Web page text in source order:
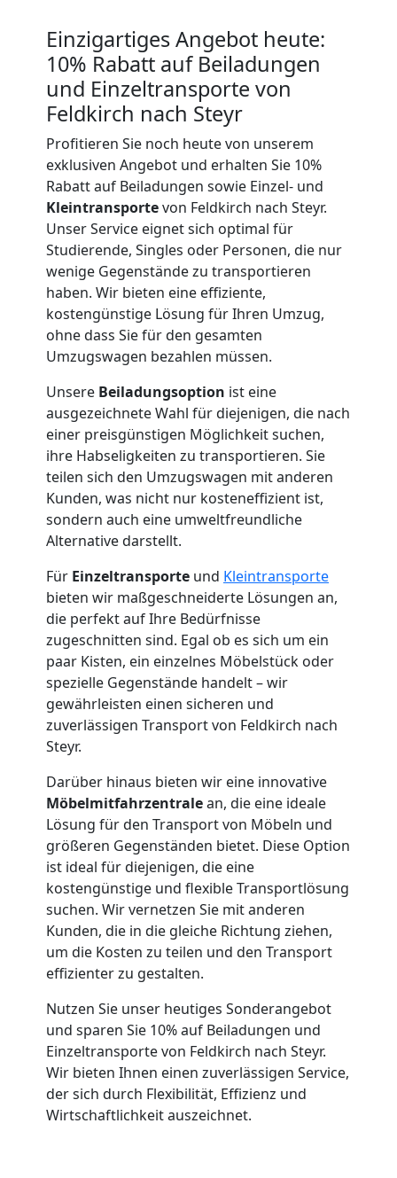
Einzigartiges Angebot heute:
10% Rabatt auf Beiladungen
und Einzeltransporte von
Feldkirch nach Steyr
Profitieren Sie noch heute von unserem
exklusiven Angebot und erhalten Sie 10%
Rabatt auf Beiladungen sowie Einzel- und
Kleintransportevon Feldkirch nach Steyr.
Unser Service eignet sich optimal für
Studierende, Singles oder Personen, die nur
wenige Gegenstände zu transportieren
haben. Wir bieten eine effiziente,
kostengünstige Lösung für Ihren Umzug,
ohne dass Sie für den gesamten
Umzugswagen bezahlen müssen.
Unsere Beiladungsoption ist eine
ausgezeichnete Wahl für diejenigen, die nach
einer preisgünstigen Möglichkeit suchen,
ihre Habseligkeiten zu transportieren. Sie
teilen sich den Umzugswagen mit anderen
Kunden, was nicht nur kosteneffizient ist,
sondern auch eine umweltfreundliche
Alternative darstellt.
Für Einzeltransporte und Kleintransporte
bieten wir maßgeschneiderte Lösungen an,
die perfekt auf Ihre Bedürfnisse
zugeschnitten sind. Egal ob es sich um ein
paar Kisten, ein einzelnes Möbelstück oder
spezielle Gegenstände handelt – wir
gewährleisten einen sicheren und
zuverlässigen Transport von Feldkirch nach
Steyr.
Darüber hinaus bieten wir eine innovative
Möbelmitfahrzentralean, die eine ideale
Lösung für den Transport von Möbeln und
größeren Gegenständen bietet. Diese Option
ist ideal für diejenigen, die eine
kostengünstige und flexible Transportlösung
suchen. Wir vernetzen Sie mit anderen
Kunden, die in die gleiche Richtung ziehen,
um die Kosten zu teilen und den Transport
effizienter zu gestalten.
Nutzen Sie unser heutiges Sonderangebot
und sparen Sie 10% auf Beiladungen und
Einzeltransporte von Feldkirch nach Steyr.
Wir bieten Ihnen einen zuverlässigen Service,
der sich durch Flexibilität, Effizienz und
Wirtschaftlichkeit auszeichnet.
Beiladung
National
Beiladung
International
Internationaler
Umzug
Nationaler
Umzug